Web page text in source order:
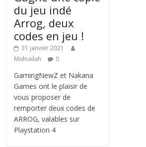
du jeu indé
Arrog, deux
codes en jeu !
31 janvier 2021
Midnailah
0
GamingNewZ et Nakana
Games ont le plaisir de
vous proposer de
remporter deux codes de
ARROG, valables sur
Playstation 4